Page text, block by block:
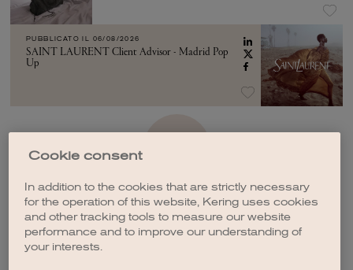
PUBBLICATO IL 06/08/2026
SAINT LAURENT Client Advisor - Madrid Pop
Up
Cookie consent
In addition to the cookies that are strictly necessary
for the operation of this website, Kering uses cookies
and other tracking tools to measure our website
performance and to improve our understanding of
your interests.